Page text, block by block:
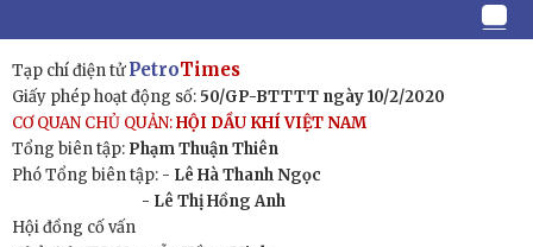
Tạp chí điện tửPetroTimes
Giấy phép hoạt động số: 50/GP-BTTTT ngày 10/2/2020
CƠ QUAN CHỦ QUẢN:HỘI DẦU KHÍ VIỆT NAM
Tổng biên tập: Phạm Thuận Thiên
Phó Tổng biên tập: - Lê Hà Thanh Ngọc
- Lê Thị Hồng Anh
Hội đồng cố vấn